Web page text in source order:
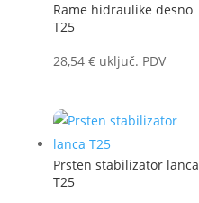
Rame hidraulike desno
T25
28,54 € uključ. PDV
Prsten stabilizator lanca
T25